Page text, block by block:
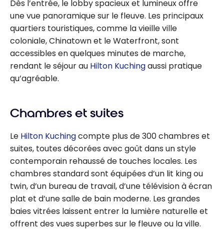
Dès l’entrée, le lobby spacieux et lumineux offre
une vue panoramique sur le fleuve. Les principaux
quartiers touristiques, comme la vieille ville
coloniale, Chinatown et le Waterfront, sont
accessibles en quelques minutes de marche,
rendant le séjour au Hilton Kuchingaussi pratique
qu’agréable.
Chambres et suites
Le Hilton Kuchingcompte plus de 300 chambres et
suites, toutes décorées avec goût dans un style
contemporain rehaussé de touches locales. Les
chambres standard sont équipées d’un lit king ou
twin, d’un bureau de travail, d’une télévision à écran
plat et d’une salle de bain moderne. Les grandes
baies vitrées laissent entrer la lumière naturelle et
offrent des vues superbes sur le fleuve ou la ville.